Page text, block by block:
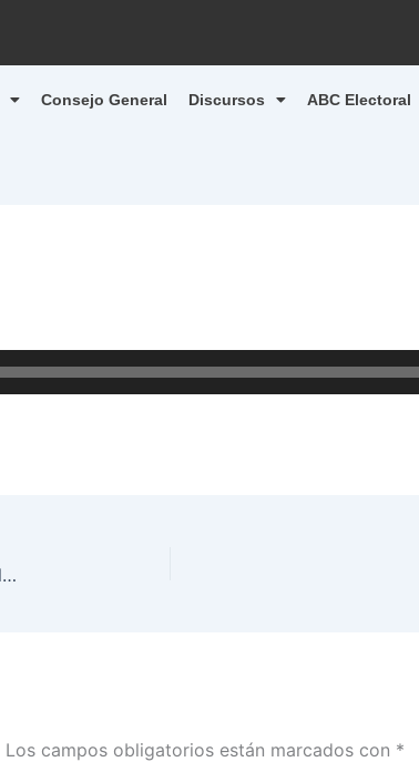
Consejo General Discursos ABC Electoral
Participan Consejeras Adriana Favela y Claudia Zavala en la 2da. Jornada Internacional: La participación infantil y los procesos electorales
Los campos obligatorios están marcados con *